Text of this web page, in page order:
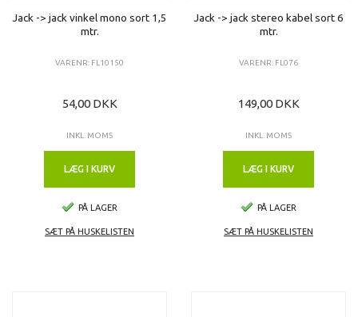
Jack -> jack vinkel mono sort 1,5
mtr.
VARENR: FL10150
54,00 DKK
INKL. MOMS
LÆG I KURV
PÅ LAGER
SÆT PÅ HUSKELISTEN
Jack -> jack stereo kabel sort 6
mtr.
VARENR: FL076
149,00 DKK
INKL. MOMS
LÆG I KURV
PÅ LAGER
SÆT PÅ HUSKELISTEN